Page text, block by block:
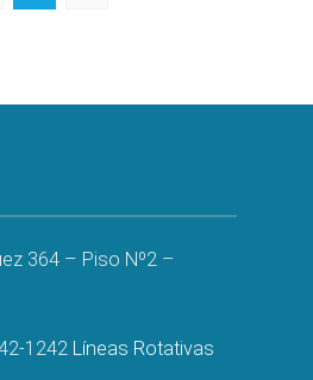
364 – Piso Nº2 –
1242 Líneas Rotativas